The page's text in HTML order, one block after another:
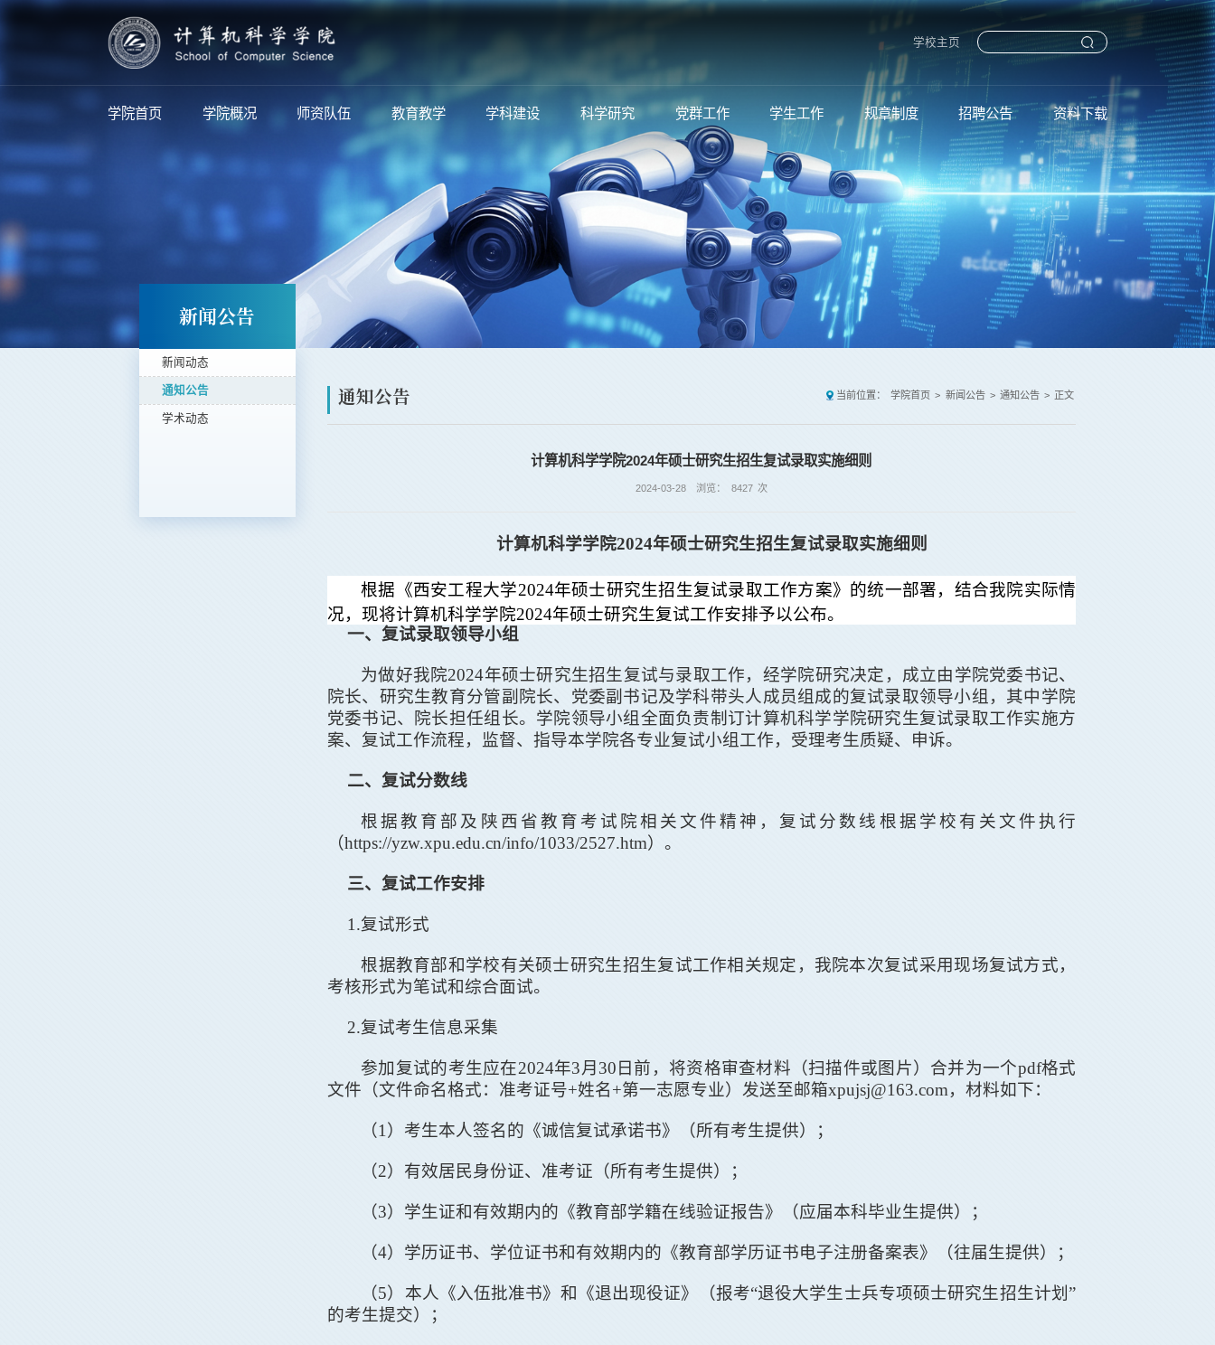
学校主页
学院首页 学院概况 师资队伍 教育教学 学科建设 科学研究 党群工作 学生工作 规章制度 招聘公告 资料下载
新闻公告
新闻动态
通知公告
学术动态
通知公告 当前位置： 学院首页 > 新闻公告 > 通知公告 > 正文
计算机科学学院2024年硕士研究生招生复试录取实施细则
2024-03-28 浏览： 8427 次
计算机科学学院2024年硕士研究生招生复试录取实施细则
根据 《西安工程大学2024年硕士研究生招生复试录取工作方案》 的统一部署， 结合我院实际情
况， 现将计算机科学学院2024年硕士研究生复试工作安排予以公布。
一、复试录取领导小组
为做好我院2024年硕士研究生招生复试与录取工作，经学院研究决定，成立由学院党委书记、
院长、研究生教育分管副院长、党委副书记及学科带头人成员组成的复试录取领导小组 ，其中学院
党委书记、院长担任组长。学院领导小组全面负责制订计算机科学学院研究生复试录取工作实施方
案、复试工作流程，监督、指导本学院各专业复试小组工作，受理考生质疑、申诉。
二、复试分数线
根据教育部及陕西省教育考试院相关文件精神，复试分数线根据学校有关文件执行
（https://yzw.xpu.edu.cn/info/1033/2527.htm）。
三、复试工作安排
1 .复试形式
根据教育部和学校有关硕士研究生招生复试工作相关规定，我院本次复试采用现场复试方式，
考核形式为笔试和综合面试。
2.复试考生信息采集
参加复试的考生应在2024年3月 30 日 前 ，将资格审查材料（扫描件或图片）合并为一个pdf格式
文件（文件命名格式：准考证号+姓名+第一志愿专业）发送至邮箱xpujsj@163.com，材料如下：
（1 ） 考生本人签名的《诚信复试承诺书》（所有考生提供）；
（2）有效居民身份证、准考证（所有考生提供）；
（3）学生证和有效期内的《教育部学籍在线验证报告》（应届本科毕业生提供）；
（4）学历证书、学位证书和有效期内的《教育部学历证书电子注册备案表》（往届生提供）；
（5）本人《入伍批准书》和《退出现役证》（报考“退役大学生士兵专项硕士研究生招生计划”
的考生提交）；